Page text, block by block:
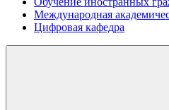
Международная
Цифровая кафедра